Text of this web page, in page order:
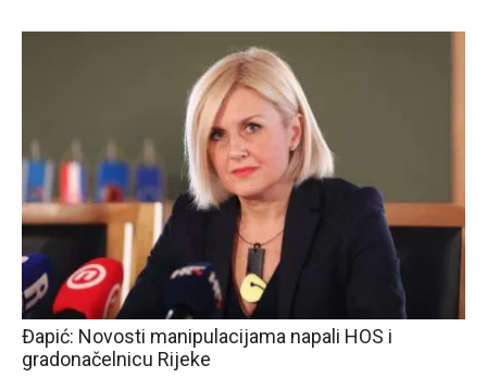
Đapić: Novosti manipulacijama napali HOS i
gradonačelnicu Rijeke